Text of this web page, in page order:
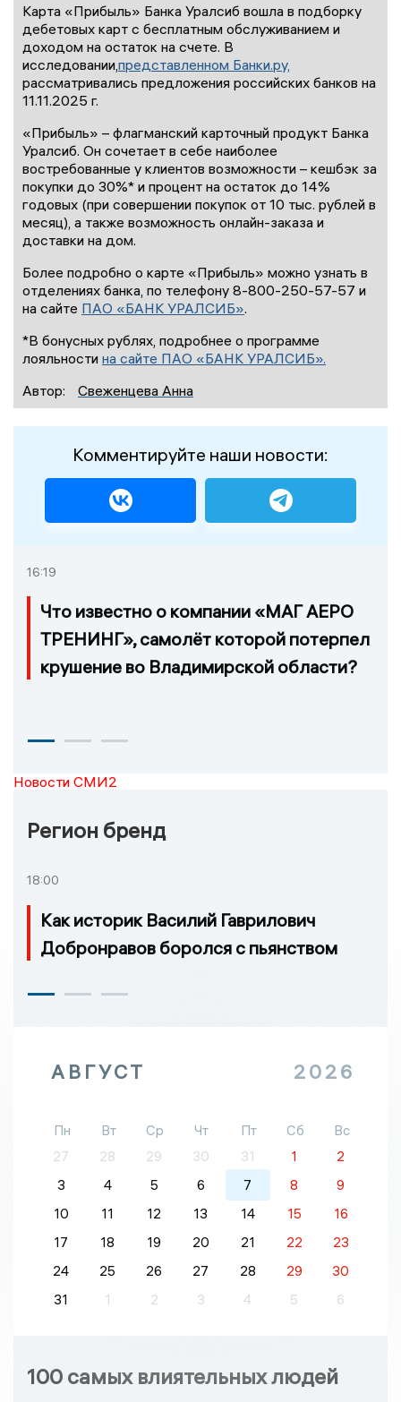
Карта «Прибыль» Банка Уралсиб вошла в подборку
дебетовых карт с бесплатным обслуживанием и
доходом на остаток на счете. В
исследовании,представленном Банки.ру,
рассматривались предложения российских банков на
11.11.2025 г.
«Прибыль» – флагманский карточный продукт Банка
Уралсиб. Он сочетает в себе наиболее
востребованные у клиентов возможности – кешбэк за
покупки до 30%* и процент на остаток до 14%
годовых (при совершении покупок от 10 тыс. рублей в
месяц), а также возможность онлайн-заказа и
доставки на дом.
Более подробно о карте «Прибыль» можно узнать в
отделениях банка, по телефону 8-800-250-57-57 и
на сайте ПАО «БАНК УРАЛСИБ».
*В бонусных рублях, подробнее о программе
лояльности на сайте ПАО «БАНК УРАЛСИБ».
Автор:
Свеженцева Анна
Комментируйте наши новости:
16:19
Что известно о компании «МАГ АЕРО
ТРЕНИНГ», самолёт которой потерпел
крушение во Владимирской области?
Новости СМИ2
Регион бренд
18:00
Как историк Василий Гаврилович
Добронравов боролся с пьянством
АВГУСТ 2026
Пн Вт Ср Чт Пт Сб
Вс
27
28 29 30 31 1
2
3
4 5 6 7 8
9
10
11 12 13 14 15
16
17
18 19 20 21 22
23
24
25 26 27 28 29
30
31
1 2 3 4 5 6
100 самых влиятельных людей